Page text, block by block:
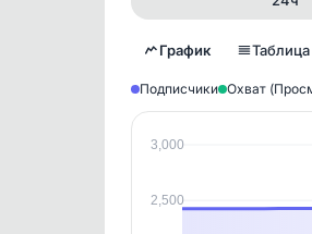
График Таблица
Подписчики Охват
3,000
2,500